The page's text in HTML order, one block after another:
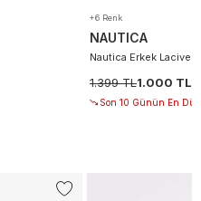
+6 Renk
NAUTICA
Nautica Erkek
1.399 TL1.000 TL
Son 10 Günün En